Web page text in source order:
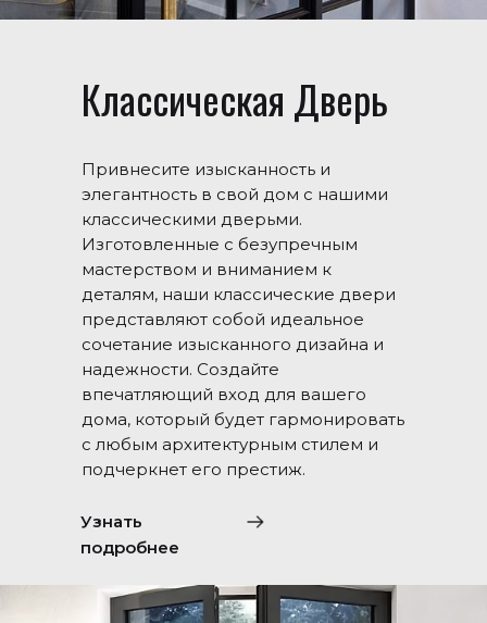
Классическая Дверь
Привнесите изысканность и
элегантность в свой дом с нашими
классическими дверьми.
Изготовленные с безупречным
мастерством и вниманием к
деталям, наши классические двери
представляют собой идеальное
сочетание изысканного дизайна и
надежности. Создайте
впечатляющий вход для вашего
дома, который будет гармонировать
с любым архитектурным стилем и
подчеркнет его престиж.
Узнать
подробнее